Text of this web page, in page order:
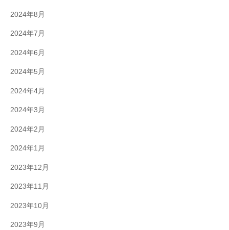
2024年8月
2024年7月
2024年6月
2024年5月
2024年4月
2024年3月
2024年2月
2024年1月
2023年12月
2023年11月
2023年10月
2023年9月